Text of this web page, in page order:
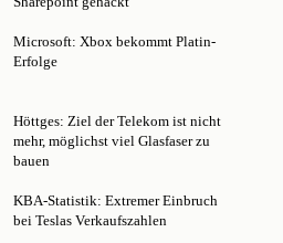
Microsoft: Xbox bekommt Platin-
Erfolge
mehr, möglichst viel Glasfaser zu
bauen
bei Teslas Verkaufszahlen